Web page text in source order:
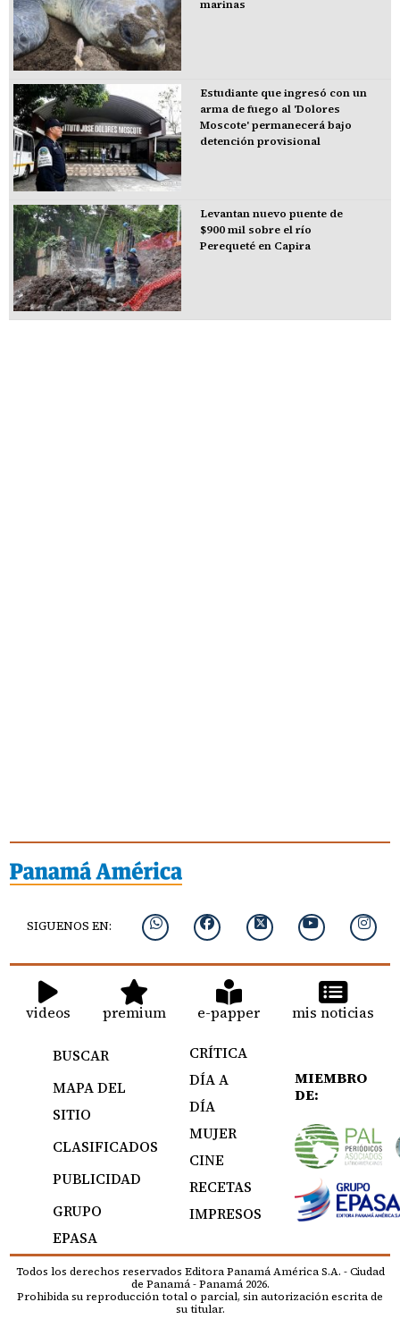
marinas
Estudiante que ingresó con un
arma de fuego al 'Dolores
Moscote' permanecerá bajo
detención provisional
Levantan nuevo puente de
$900 mil sobre el río
Perequeté en Capira
SIGUENOS EN:
videos premium e-papper mis noticias
BUSCAR
MAPA DEL
SITIO
CLASIFICADOS
PUBLICIDAD
GRUPO
EPASA
CRÍTICA
DÍA A
DÍA
MUJER
CINE
RECETAS
IMPRESOS
MIEMBRO
DE:
Todos los derechos reservados Editora Panamá América S.A. - Ciudad
de Panamá - Panamá 2026.
Prohibida su reproducción total o parcial, sin autorización escrita de
su titular.